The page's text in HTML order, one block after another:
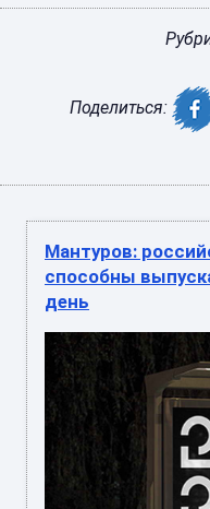
Поделиться:
Мантуров:
способны
день